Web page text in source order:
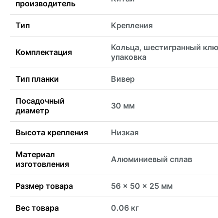
производитель
Тип Крепления
Комплектация
Кольца, шестигранный
упаковка
Тип планки Вивер
Посадочный
диаметр
30 мм
Высота крепления Низкая
Материал
изготовления
Алюминиевый сплав
Размер товара 56 x 50 x 25 мм
Вес товара 0.06 кг